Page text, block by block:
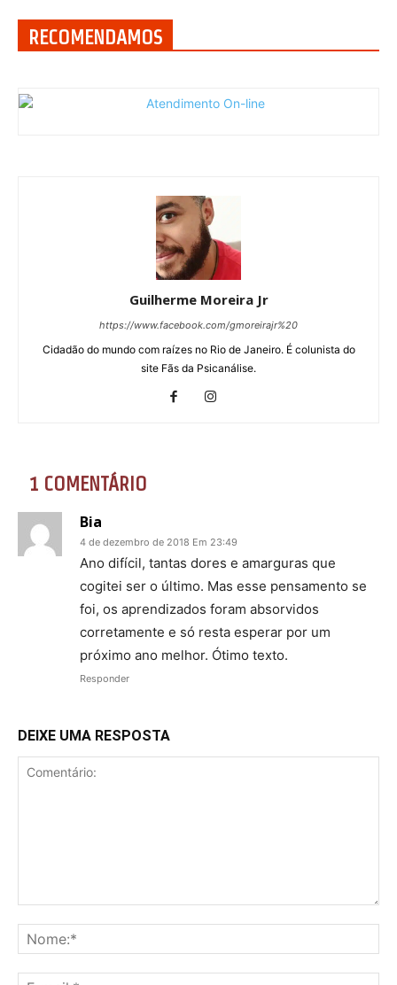
RECOMENDAMOS
Guilherme Moreira Jr
https://www.facebook.com/gmoreirajr%20
Cidadão do mundo com raízes no Rio de Janeiro. É colunista do
site Fãs da Psicanálise.
1 COMENTÁRIO
Bia
4 de dezembro de 2018 Em 23:49
Ano difícil, tantas dores e amarguras que
cogitei ser o último. Mas esse pensamento se
foi, os aprendizados foram absorvidos
corretamente e só resta esperar por um
próximo ano melhor. Ótimo texto.
Responder
DEIXE UMA RESPOSTA